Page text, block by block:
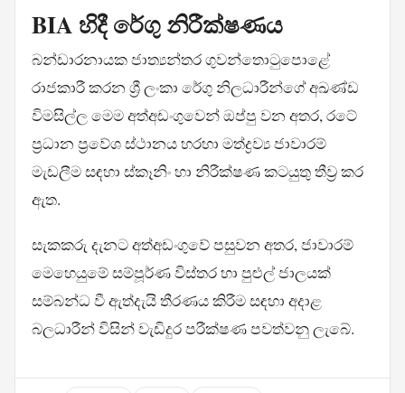
BIA හිදී රේගු නිරීක්ෂණය
බන්ඩාරනායක ජාත්‍යන්තර ගුවන්තොටුපොළේ
රාජකාරී කරන ශ්‍රී ලංකා රේගු නිලධාරීන්ගේ අඛණ්ඩ
විමසිල්ල මෙම අත්අඩංගුවෙන් ඔප්පු වන අතර, රටේ
ප්‍රධාන ප්‍රවේශ ස්ථානය හරහා මත්ද්‍රව්‍ය ජාවාරම්
මැඩලීම සඳහා ස්කෑනිං හා නිරීක්ෂණ කටයුතු තීව්‍ර කර
ඇත.
සැකකරු දැනට අත්අඩංගුවේ පසුවන අතර, ජාවාරම්
මෙහෙයුමේ සම්පූර්ණ විස්තර හා පුළුල් ජාලයක්
සම්බන්ධ වී ඇත්දැයි තීරණය කිරීම සඳහා අදාළ
බලධාරීන් විසින් වැඩිදුර පරීක්ෂණ පවත්වනු ලැබේ.